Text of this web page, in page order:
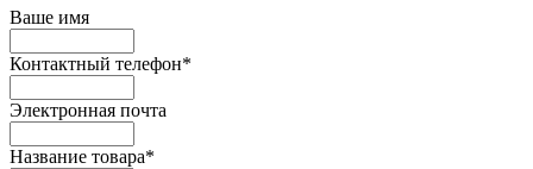
Ваше имя
Контактный телефон*
Электронная почта
Название товара*